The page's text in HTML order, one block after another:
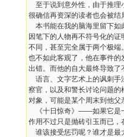
至于说到意外性，由于推
很确信再资深的读者也会被
本书能在我的脑海里留下
因笔下的人物再不符号化的
不同，甚至完全属于两个极
也不如此客观了，他在事件
出错。而他的自大最终导致了
语言、文字艺术上的讽刺手
察官，以及和警长讨论问题
对象，可能是某个周末到他父
《十日惊奇》 ——如果它是
作用不过只是抛砖引玉而已，
谁该接受惩罚呢？谁才是